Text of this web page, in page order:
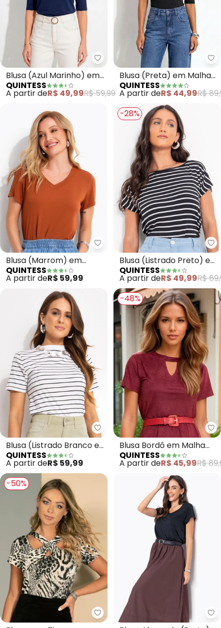
Quintess - Blusa (Azul
Blusa (Azul Marinho) em
Microflex
QUINTESS
A partir deR$ 49,99R$ 59,99
Blusa (Preta) em Malha
Fria
QUINTESS
A partir deR$ 44,99R$
Quintess - Blusa (Marrom) em
Blusa (Marrom) em
Malha de Viscose
QUINTESS
A partir deR$ 59,99
-28%
Blusa (Listrado Preto) em
Meia Malha Listrada
QUINTESS
A partir deR$ 49,99R$
Quintess - Blusa (Listrado
Blusa (Listrado Branco e
Preto) em Malha de
Algodã
QUINTESS
A partir deR$ 59,99
-48%
Blusa Bordô em Malha
Suede com Recorte no
Decote
QUINTESS
A partir deR$ 45,99R$
-50%
Quintess - Blusa com Tiras no